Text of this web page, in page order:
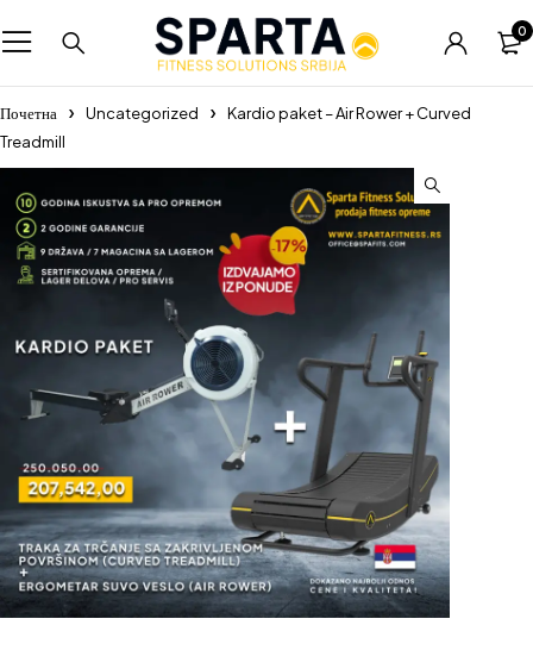
0
Почетна Uncategorized
Kardio paket – Air Rower + Curved
Treadmill